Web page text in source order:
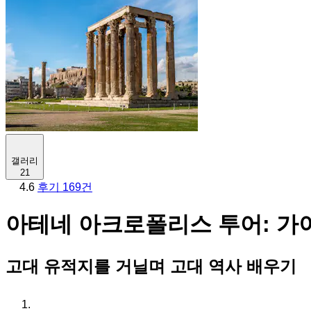
갤러리
21
4.6 후기 169건
아테네 아크로폴리스 투어: 가
고대 유적지를 거닐며 고대 역사 배우기